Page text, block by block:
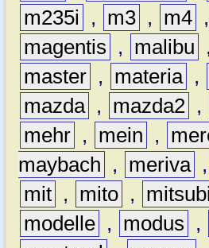
m235i
, m3 , m4 ,
magentis
, malibu ,
master , materia ,
mazda , mazda2 ,
mehr , mein ,
maybach
, meriva ,
mit , mito ,
modelle , modus ,